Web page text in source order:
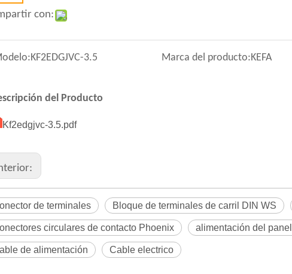
con:
KF2EDGJVC-3.5 Marca del producto:KEFA
del Producto
Kf2edgjvc-3.5.pdf
de terminales Bloque de terminales de carril DIN WS
circulares de contacto Phoenix alimentación del
de alimentación Cable electrico